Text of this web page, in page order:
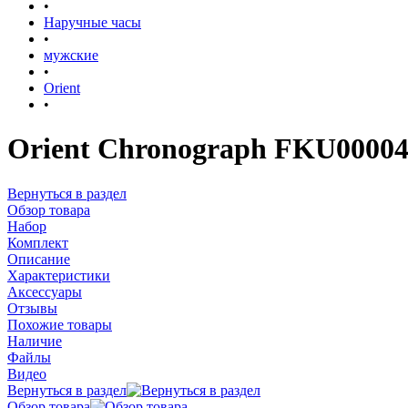
•
Наручные часы
•
мужские
•
Orient
•
Orient Chronograph
Вернуться в раздел
Обзор товара
Набор
Комплект
Описание
Характеристики
Аксессуары
Отзывы
Похожие товары
Наличие
Файлы
Видео
Вернуться в раздел